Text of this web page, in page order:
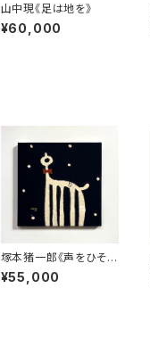
山中現《足は地を》
¥60,000
塚本猪一郎《声をひそめ
るこの夜に》
¥55,000